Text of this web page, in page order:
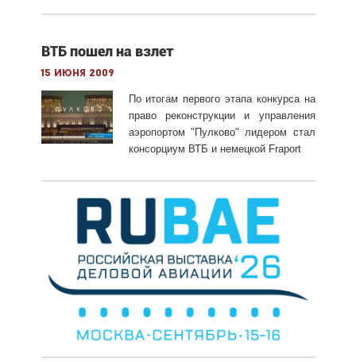
ВТБ пошел на взлет
15 июня 2009
По итогам первого этапа конкурса на
право реконструкции и управления
аэропортом "Пулково" лидером стал
консорциум ВТБ и немецкой Fraport